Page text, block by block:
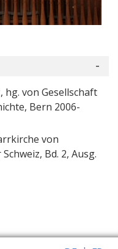
hg. von Gesellschaft
Bern 2006-
von
Bd. 2, Ausg.